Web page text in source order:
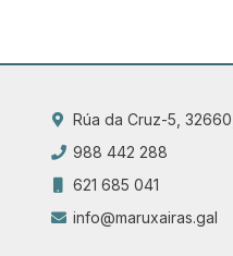
Rúa da Cruz-5,
988 442 288
621 685 041
info@maruxairas.gal